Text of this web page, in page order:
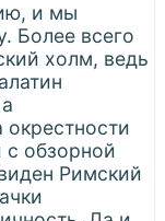
и мы
Более всего
холм, ведь
с обзорной
Римский